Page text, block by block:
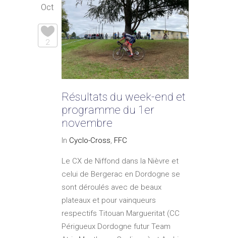
Oct
2
Résultats du week-end et
programme du 1er
novembre
In Cyclo-Cross, FFC
Le CX de Niffond dans la Nièvre et
celui de Bergerac en Dordogne se
sont déroulés avec de beaux
plateaux et pour vainqueurs
respectifs Titouan Margueritat (CC
Périgueux Dordogne futur Team